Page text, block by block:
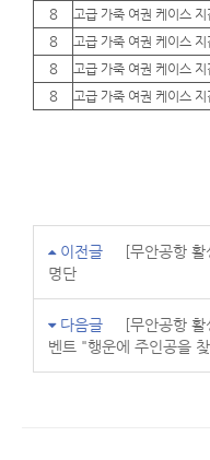
8
고급 가죽 여권 케이스 지
8
고급 가죽 여권 케이스 지
8
고급 가죽 여권 케이스 지
8
고급 가죽 여권 케이스 지
이전글
[무안공항
명단
다음글
[무안공항
벤트 "행운에 주인공을